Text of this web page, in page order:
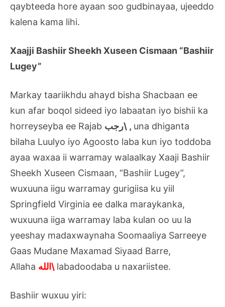
qaybteeda hore ayaan soo gudbinayaa, ujeeddo
kalena kama lihi.
Xaajji Bashiir Sheekh Xuseen Cismaan “Bashiir
Lugey”
Markay taariikhdu ahayd bisha Shacbaan ee
kun afar boqol sideed iyo labaatan iyo bishii ka
horreyseyba ee Rajab
رجب\ , una dhiganta
bilaha Luulyo iyo Agoosto laba kun iyo toddoba
ayaa waxaa ii warramay walaalkay Xaaji Bashiir
Sheekh Xuseen Cismaan, “Bashiir Lugey”,
wuxuuna iigu warramay gurigiisa ku yiil
Springfield Virginia ee dalka maraykanka,
wuxuuna iiga warramay laba kulan oo uu la
yeeshay madaxwaynaha Soomaaliya Sarreeye
Gaas Mudane Maxamad Siyaad Barre,
Allaha
الله\ labadoodaba u naxariistee.
Bashiir wuxuu yiri: